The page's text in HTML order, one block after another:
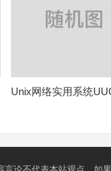
Unix网络实用系统